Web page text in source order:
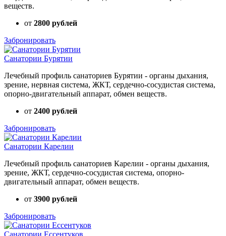
веществ.
от 2800 рублей
Забронировать
Санатории Бурятии
Лечебный профиль санаториев Бурятии - органы дыхания,
зрение, нервная система, ЖКТ, сердечно-сосудистая система,
опорно-двигательный аппарат, обмен веществ.
от 2400 рублей
Забронировать
Санатории Карелии
Лечебный профиль санаториев Карелии - органы дыхания,
зрение, ЖКТ, сердечно-сосудистая система, опорно-
двигательный аппарат, обмен веществ.
от 3900 рублей
Забронировать
Санатории Ессентуков